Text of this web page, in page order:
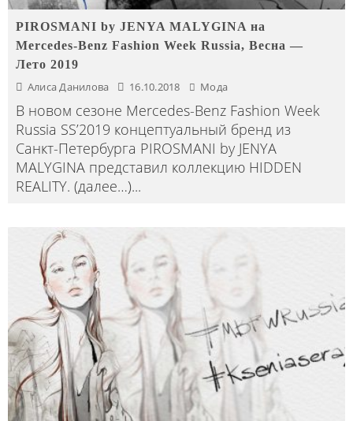
PIROSMANI by JENYA MALYGINA на
Mercedes-Benz Fashion Week Russia, Весна —
Лето 2019
Алиса Данилова 16.10.2018 Мода
В новом сезоне Mercedes-Benz Fashion Week
Russia SS’2019 концептуальный бренд из
Санкт-Петербурга PIROSMANI by JENYA
MALYGINA представил коллекцию HIDDEN
REALITY. (далее…)...